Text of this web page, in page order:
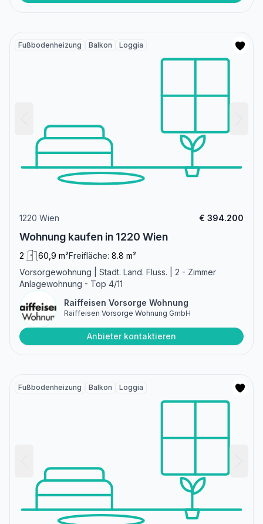
Fußbodenheizung Balkon Loggia
1220 Wien € 394.200
Wohnung kaufen in 1220 Wien
2 60,9 m²Freifläche: 8.8 m²
Vorsorgewohnung | Stadt. Land. Fluss. | 2 - Zimmer
Anlagewohnung - Top 4/11
Raiffeisen Vorsorge Wohnung
Raiffeisen Vorsorge Wohnung GmbH
Anbieter kontaktieren
Fußbodenheizung Balkon Loggia